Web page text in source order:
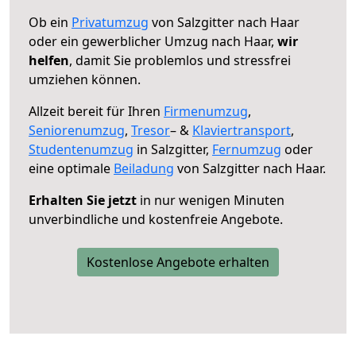
Ob ein Privatumzug von Salzgitter nach Haar
oder ein gewerblicher Umzug nach Haar, wir
helfen, damit Sie problemlos und stressfrei
umziehen können.
Allzeit bereit für Ihren Firmenumzug,
Seniorenumzug, Tresor– & Klaviertransport,
Studentenumzug in Salzgitter, Fernumzug oder
eine optimale Beiladung von Salzgitter nach Haar.
Erhalten Sie jetzt in nur wenigen Minuten
unverbindliche und kostenfreie Angebote.
Kostenlose Angebote erhalten